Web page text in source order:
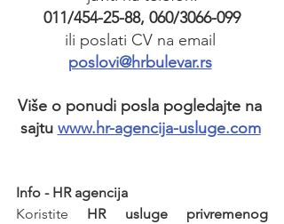
011/454-25-88, 060/3066-099
ili poslati CV na email
poslovi@hrbulevar.rs
Više o ponudi posla pogledajte na
sajtu www.hr-agencija-usluge.com
Info - HR agencija
Koristite HR usluge privremenog